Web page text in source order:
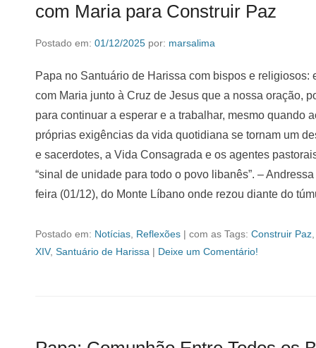
com Maria para Construir Paz
Postado em: 01/12/2025 por: marsalima
Papa no Santuário de Harissa com bispos e religiosos:
com Maria junto à Cruz de Jesus que a nossa oração,
para continuar a esperar e a trabalhar, mesmo quando
próprias exigências da vida quotidiana se tornam um
e sacerdotes, a Vida Consagrada e os agentes
“sinal de unidade para todo o povo libanês”. –
feira (01/12), do Monte Líbano onde rezou diante do
Postado em: Notícias Reflexões | com as Tags: Construir Paz
XIV, Santuário de Harissa | Deixe um Comentário!